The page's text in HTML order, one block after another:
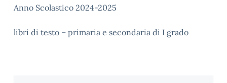
Anno Scolastico 2024-2025
libri di testo – primaria e secondaria di I grado